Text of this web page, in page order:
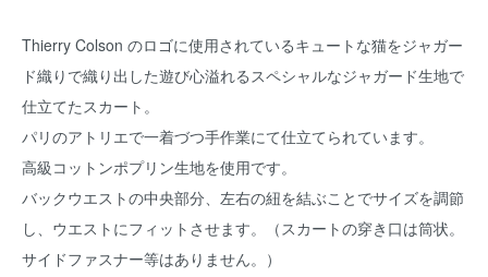
Thierry Colson のロゴに使用されているキュートな猫をジャガー
ド織りで織り出した遊び心溢れるスペシャルなジャガード生地で
仕立てたスカート。
パリのアトリエで一着づつ手作業にて仕立てられています。
高級コットンポプリン生地を使用です。
バックウエストの中央部分、左右の紐を結ぶことでサイズを調節
し、ウエストにフィットさせます。（スカートの穿き口は筒状。
サイドファスナー等はありません。）